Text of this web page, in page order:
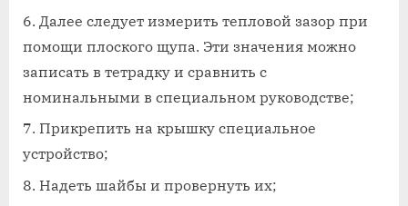
Далее следует измерить тепловой зазор при
помощи плоского щупа. Эти значения можно
записать в тетрадку и сравнить с
номинальными в специальном руководстве;
Прикрепить на крышку специальное
устройство;
Надеть шайбы и провернуть их;